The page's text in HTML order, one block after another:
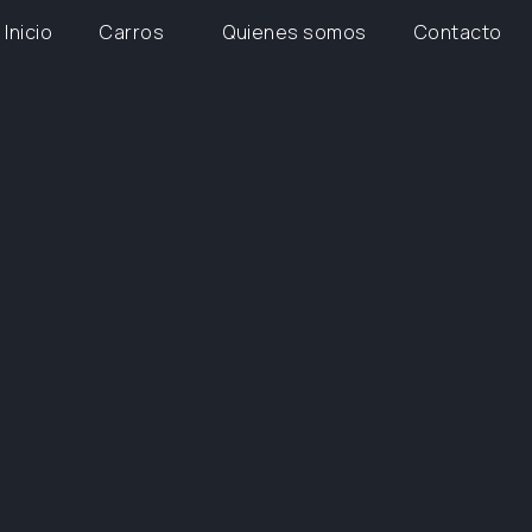
Inicio Carros Quienes somos Contacto